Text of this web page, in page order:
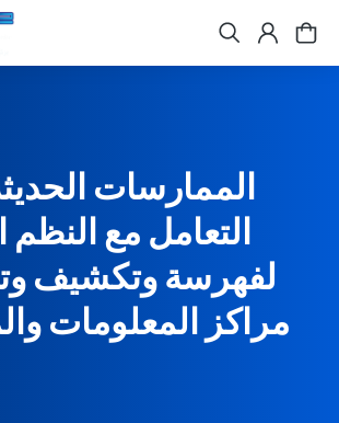
الممارسات
التعامل مع النظم
لفهرسة وتكشيف
مراكز المعلومات